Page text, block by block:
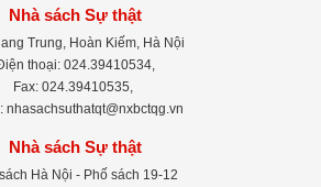
Nhà sách Sự thật
Trung, Hoàn Kiếm, Hà Nội
thoại: 024.39410534,
Fax: 024.39410535,
nhasachsuthatqt@nxbctqg.vn
Nhà sách Sự thật
Hà Nội - Phố sách 19-12